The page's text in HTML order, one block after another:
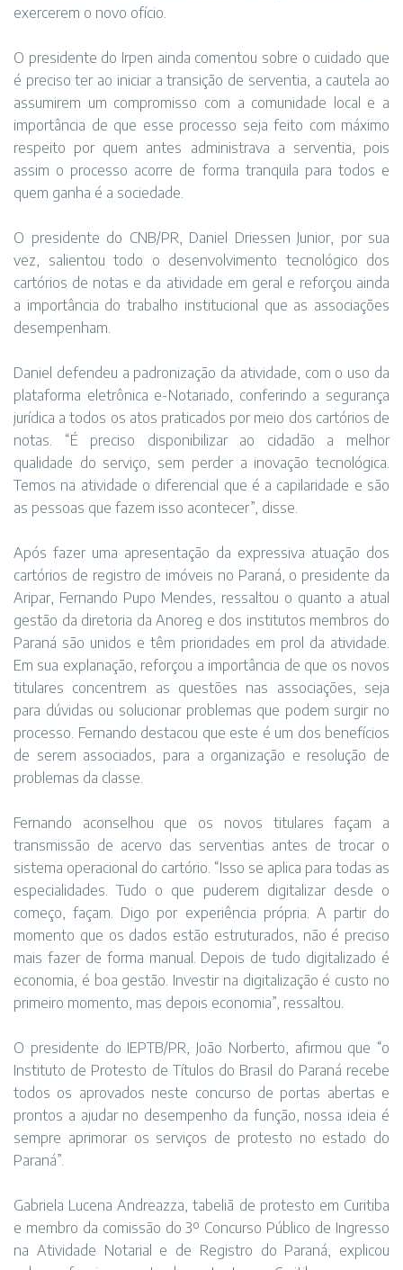
exercerem o novo ofício.
O presidente do Irpen ainda comentou sobre o cuidado que
é preciso ter ao iniciar a transição de serventia, a cautela ao
assumirem um compromisso com a comunidade local e a
importância de que esse processo seja feito com máximo
respeito por quem antes administrava a serventia, pois
assim o processo acorre de forma tranquila para todos e
quem ganha é a sociedade.
O presidente do CNB/PR, Daniel Driessen Junior, por sua
vez, salientou todo o desenvolvimento tecnológico dos
cartórios de notas e da atividade em geral e reforçou ainda
a importância do trabalho institucional que as associações
desempenham.
Daniel defendeu a padronização da atividade, com o uso da
plataforma eletrônica e-Notariado, conferindo a segurança
jurídica a todos os atos praticados por meio dos cartórios de
notas. “É preciso disponibilizar ao cidadão a melhor
qualidade do serviço, sem perder a inovação tecnológica.
Temos na atividade o diferencial que é a capilaridade e são
as pessoas que fazem isso acontecer”, disse.
Após fazer uma apresentação da expressiva atuação dos
cartórios de registro de imóveis no Paraná, o presidente da
Aripar, Fernando Pupo Mendes, ressaltou o quanto a atual
gestão da diretoria da Anoreg e dos institutos membros do
Paraná são unidos e têm prioridades em prol da atividade.
Em sua explanação, reforçou a importância de que os novos
titulares concentrem as questões nas associações, seja
para dúvidas ou solucionar problemas que podem surgir no
processo. Fernando destacou que este é um dos benefícios
de serem associados, para a organização e resolução de
problemas da classe.
Fernando aconselhou que os novos titulares façam a
transmissão de acervo das serventias antes de trocar o
sistema operacional do cartório. “Isso se aplica para todas as
especialidades. Tudo o que puderem digitalizar desde o
começo, façam. Digo por experiência própria. A partir do
momento que os dados estão estruturados, não é preciso
mais fazer de forma manual. Depois de tudo digitalizado é
economia, é boa gestão. Investir na digitalização é custo no
primeiro momento, mas depois economia”, ressaltou.
O presidente do IEPTB/PR, João Norberto, afirmou que “o
Instituto de Protesto de Títulos do Brasil do Paraná recebe
todos os aprovados neste concurso de portas abertas e
prontos a ajudar no desempenho da função, nossa ideia é
sempre aprimorar os serviços de protesto no estado do
Paraná”.
Gabriela Lucena Andreazza, tabeliã de protesto em Curitiba
e membro da comissão do 3º Concurso Público de Ingresso
na Atividade Notarial e de Registro do Paraná, explicou